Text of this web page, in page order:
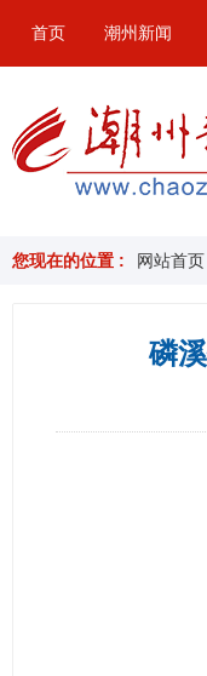
首页 潮州新闻
您现在的位置 : 网站首页
磷